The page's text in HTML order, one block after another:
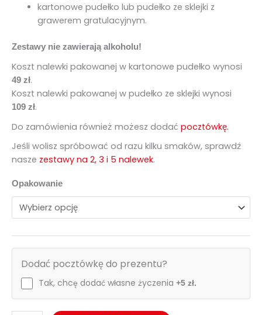
kartonowe pudełko lub pudełko ze sklejki z
grawerem gratulacyjnym.
Zestawy nie zawierają alkoholu!
Koszt nalewki pakowanej w kartonowe pudełko wynosi
49 zł.
Koszt nalewki pakowanej w pudełko ze sklejki wynosi
109 zł.
Do zamówienia również możesz dodać pocztówkę.
Jeśli wolisz spróbować od razu kilku smaków, sprawdź
nasze zestawy na 2, 3 i 5 nalewek.
Opakowanie
Dodać pocztówkę do prezentu?
Tak, chcę dodać własne życzenia +5 zł.